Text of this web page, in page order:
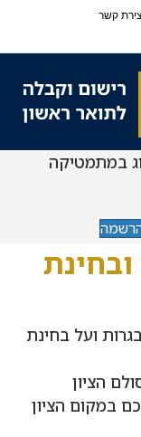
קשר
במתמטיקה
ועל בחינת
הציון
במקום הציון